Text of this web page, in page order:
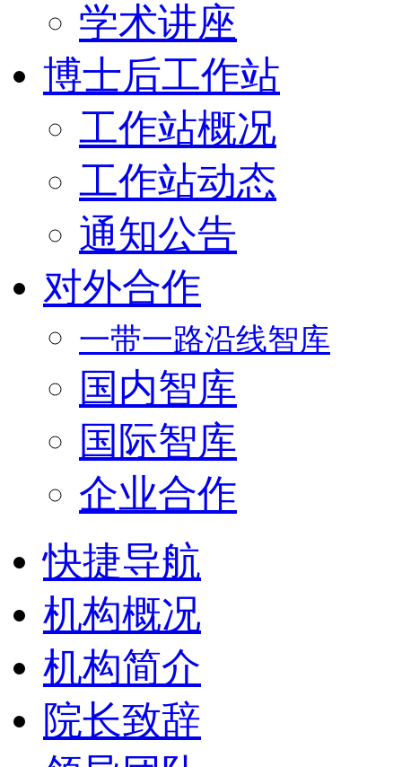
学术讲座
博士后工作站
工作站概况
工作站动态
通知公告
对外合作
一带一路沿线智库
国内智库
国际智库
企业合作
快捷导航
机构概况
机构简介
院长致辞